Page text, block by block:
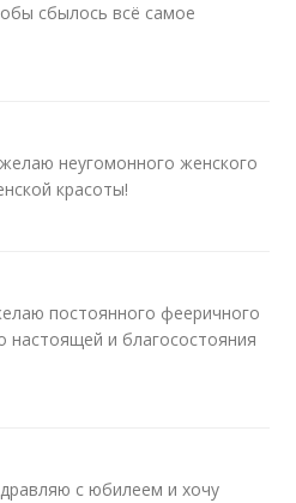
сбылось всё самое
неугомонного женского
красоты!
постоянного фееричного
настоящей и благосостояния
с юбилеем и хочу